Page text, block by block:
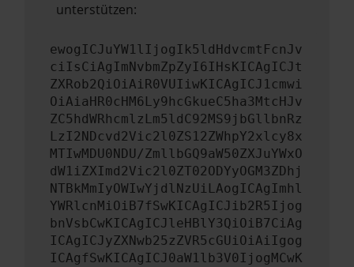
unterstützen:
ewogICJuYW1lIjogIk5ldHdvcmtFcnJv
ciIsCiAgImNvbmZpZyI6IHsKICAgICJt
ZXRob2QiOiAiR0VUIiwKICAgICJ1cmwi
OiAiaHR0cHM6Ly9hcGkueC5ha3MtcHJv
ZC5hdWRhcmlzLm5ldC92MS9jbGllbnRz
LzI2NDcvd2Vic2l0ZS12ZWhpY2xlcy8x
MTIwMDU0NDU/ZmllbGQ9aW50ZXJuYWxO
dW1iZXImd2Vic2l0ZT02ODYyOGM3ZDhj
NTBkMmIyOWIwYjdlNzUiLAogICAgImhl
YWRlcnMiOiB7fSwKICAgICJib2R5Ijog
bnVsbCwKICAgICJleHBlY3QiOiB7CiAg
ICAgICJyZXNwb25zZVR5cGUiOiAiIgog
ICAgfSwKICAgICJ0aW1lb3V0IjogMCwK